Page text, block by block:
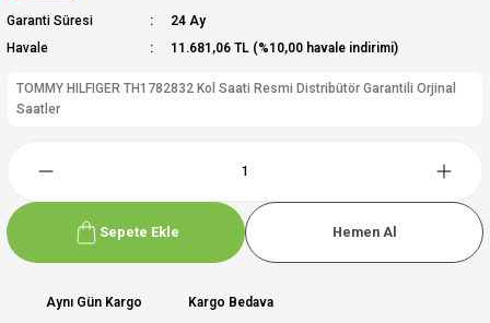
Garanti Süresi
24 Ay
Havale
11.681,06 TL (%10,00 havale indirimi)
TOMMY HILFIGER TH1782832 Kol Saati Resmi Distribütör Garantili Orjinal
Saatler
Sepete Ekle Hemen Al
Aynı Gün Kargo Kargo Bedava